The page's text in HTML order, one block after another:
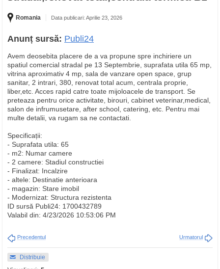
Romania Data publicari: Aprilie 23, 2026
Anunț sursă: Publi24
Avem deosebita placere de a va propune spre inchiriere un
spatiul comercial stradal pe 13 Septembrie, suprafata utila 65 mp,
vitrina aproximativ 4 mp, sala de vanzare open space, grup
sanitar, 2 intrari, 380, renovat total acum, centrala proprie,
liber,etc. Acces rapid catre toate mijoloacele de transport. Se
preteaza pentru orice activitate, birouri, cabinet veterinar,medical,
salon de infrumusetare, after school, catering, etc. Pentru mai
multe detalii, va rugam sa ne contactati.
Specificații:
- Suprafata utila: 65
- m2: Numar camere
- 2 camere: Stadiul constructiei
- Finalizat: Incalzire
- altele: Destinatie anterioara
- magazin: Stare imobil
- Modernizat: Structura rezistenta
ID sursă Publi24: 1700432789
Valabil din: 4/23/2026 10:53:06 PM
Precedentul Urmatorul
Distribuie